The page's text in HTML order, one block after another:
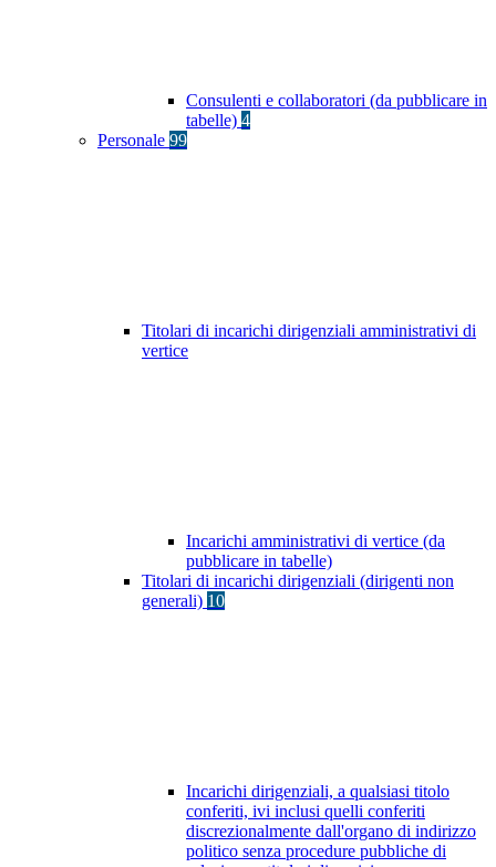
Consulenti e collaboratori (da pubblicare in
tabelle) 4
Personale 99
Titolari di incarichi dirigenziali amministrativi di
vertice
Incarichi amministrativi di vertice (da
pubblicare in tabelle)
Titolari di incarichi dirigenziali (dirigenti non
generali) 10
Incarichi dirigenziali, a qualsiasi titolo
conferiti, ivi inclusi quelli conferiti
discrezionalmente dall'organo di indirizzo
politico senza procedure pubbliche di